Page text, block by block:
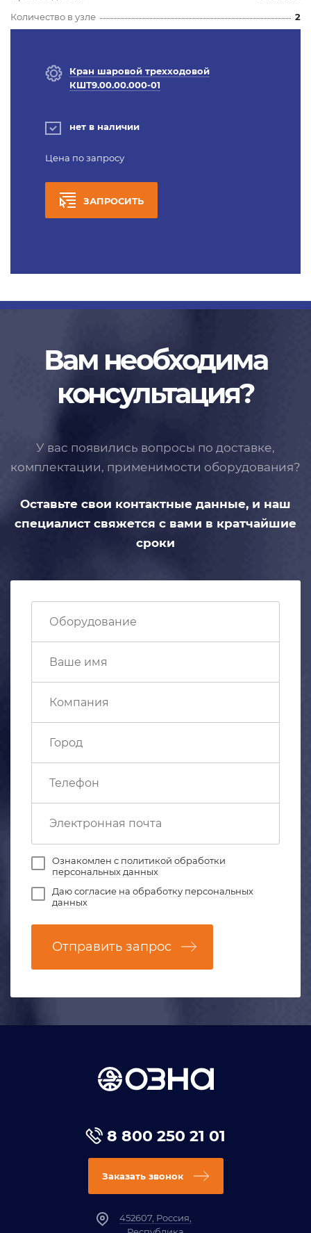
Количество в узле
2
Кран шаровой трехходовой
КШТ9.00.00.000-01
нет в наличии
Цена по запросу
ЗАПРОСИТЬ
Вам необходима
консультация?
У вас появились вопросы по доставке,
комплектации, применимости оборудования?
Оставьте свои контактные данные, и наш
специалист свяжется с вами в кратчайшие
сроки
Ознакомлен с политикой обработки
персональных данных
Даюсогласие на обработку персональных
данных
Отправить запрос
8 800 250 21 01
Заказать звонок
452607, Россия,